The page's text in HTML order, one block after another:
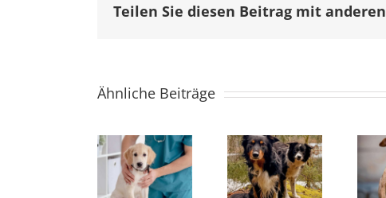
Teilen Sie diesen Beitrag mit anderen
Ähnliche Beiträge